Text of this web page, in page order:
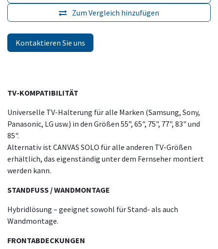
Zum Vergleich hinzufügen
Kontaktieren Sie uns
TV-KOMPATIBILITÄT
Universelle TV-Halterung für alle Marken (Samsung, Sony,
Panasonic, LG usw.) in den Größen 55”, 65", 75", 77", 83" und
85".
Alternativ ist CANVAS SOLO für alle anderen TV-Größen
erhältlich, das eigenständig unter dem Fernseher montiert
werden kann.
STANDFUSS / WANDMONTAGE
Hybridlösung – geeignet sowohl für Stand- als auch
Wandmontage.
FRONTABDECKUNGEN